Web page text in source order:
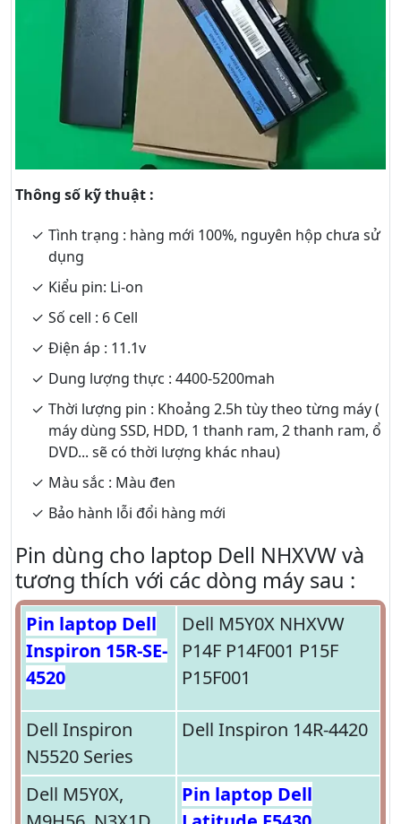
Thông số kỹ thuật :
Tình trạng : hàng mới 100%, nguyên hộp chưa sử
dụng
Kiểu pin: Li-on
Số cell : 6 Cell
Điện áp : 11.1v
Dung lượng thực : 4400-5200mah
Thời lượng pin : Khoảng 2.5h tùy theo từng máy (
máy dùng SSD, HDD, 1 thanh ram, 2 thanh ram, ổ
DVD... sẽ có thời lượng khác nhau)
Màu sắc : Màu đen
Bảo hành lỗi đổi hàng mới
Pin dùng cho laptop Dell NHXVW và
tương thích với các dòng máy sau :
Pin laptop Dell
Inspiron 15R-SE-
4520
Dell M5Y0X NHXVW
P14F P14F001 P15F
P15F001
Dell Inspiron
N5520 Series
Dell Inspiron 14R-4420
Dell M5Y0X,
Pin laptop Dell